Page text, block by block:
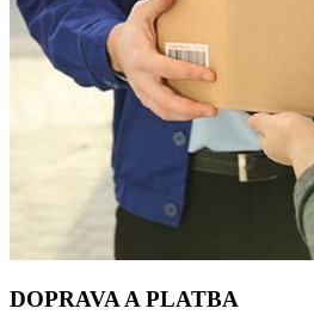
DOPRAVA A PLATBA